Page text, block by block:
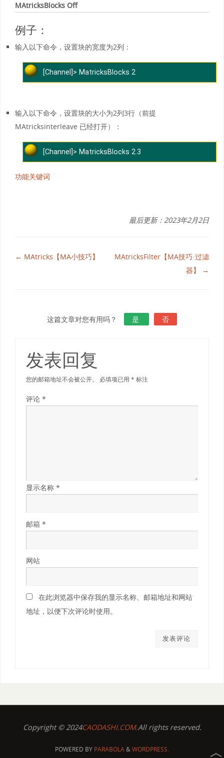
MAtricksBlocks Off
例子：
输入以下命令，设置块的宽度为2列：
[Channel]> MatricksBlocks 2
输入以下命令，设置块的大小为2列3行（前提
MAtricksinterleave 已经打开）：
[Channel]> MatricksBlocks 2.3
功能关键词
最后更新：2023年2月2日
← MAtricks【MA小技巧】
MAtricksFilter【MA技巧·过滤
器】 →
这篇文章对您有用吗？ 是 否
发表回复
您的邮箱地址不会被公开。 必填项已用* 标注
评论*
显示名称*
邮箱*
网站
在此浏览器中保存我的显示名称、邮箱地址和网站
地址，以便下次评论时使用。
Copyright © 2024CAODASHI.COM.All rights reserved.
POWERED BY PARABOLA&WORDPRESS.